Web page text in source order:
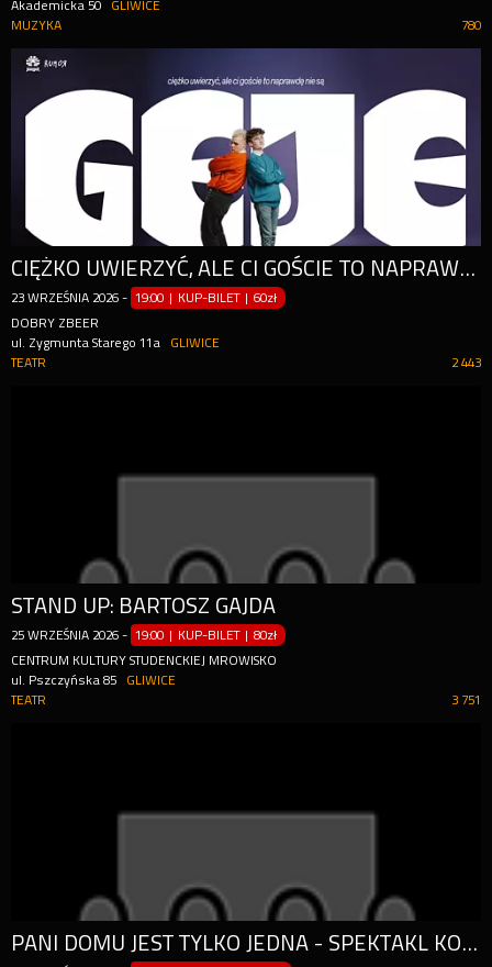
Akademicka 50
GLIWICE
780
MUZYKA
CIĘŻKO UWIERZYĆ, ALE CI GOŚCIE TO NAPRAWDĘ NIE SĄ GEJE
23 WRZEŚNIA 2026 - 19:00 | KUP-BILET |60zł
DOBRY ZBEER
ul. Zygmunta Starego 11a
GLIWICE
2 443
TEATR
STAND UP: BARTOSZ GAJDA
25 WRZEŚNIA 2026 - 19:00 | KUP-BILET |80zł
CENTRUM KULTURY STUDENCKIEJ MROWISKO
ul. Pszczyńska 85
GLIWICE
3 751
TEATR
PANI DOMU JEST TYLKO JEDNA - SPEKTAKL KOMEDIOWY 2025